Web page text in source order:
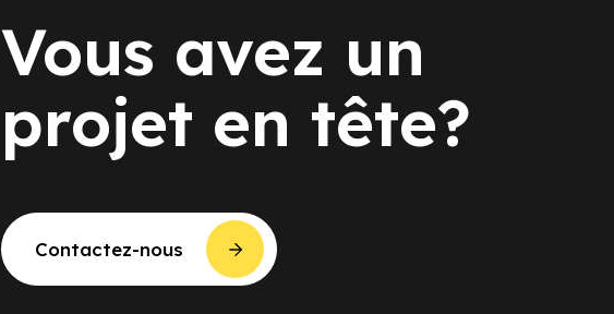
Vous avez un
projet en tête?
Contactez-nous